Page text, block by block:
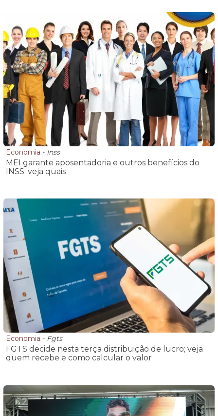
Economia - Inss
MEI garante aposentadoria e outros benefícios do
INSS; veja quais
Economia - Fgts
FGTS decide nesta terça distribuição de lucro; veja
quem recebe e como calcular o valor